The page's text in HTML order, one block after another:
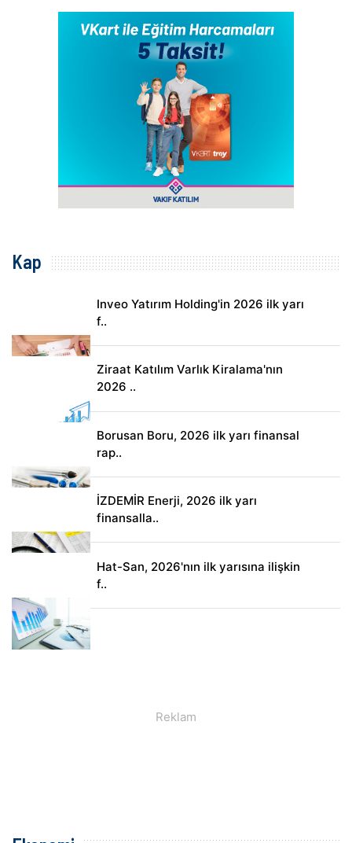
Kap
Inveo Yatırım Holding'in 2026 ilk yarı
f..
Ziraat Katılım Varlık Kiralama'nın
2026 ..
Borusan Boru, 2026 ilk yarı finansal
rap..
İZDEMİR Enerji, 2026 ilk yarı
finansalla..
Hat-San, 2026'nın ilk yarısına ilişkin
f..